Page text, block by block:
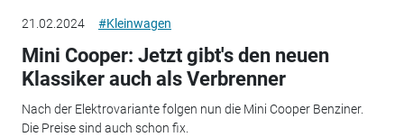
21.02.2024 #Kleinwagen
Mini Cooper: Jetzt gibt's den neuen
Klassiker auch als Verbrenner
Nach der Elektrovariante folgen nun die Mini Cooper Benziner.
Die Preise sind auch schon fix.